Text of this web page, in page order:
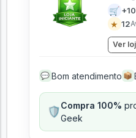
🛒 +10
★ 12
Ver
💬 Bom atendimento 📦
🛡️Compra 100%
Geek